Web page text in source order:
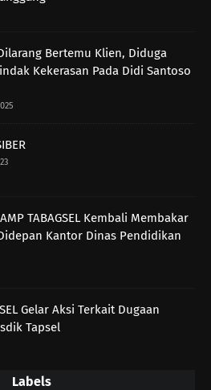
Bertemu Klien, Diduga
Kekerasan Pada Didi Santoso
TABAGSEL Kembali Membakar
Kantor Dinas Pendidikan
Gelar Aksi Terkait Dugaan
Tapsel
Labels